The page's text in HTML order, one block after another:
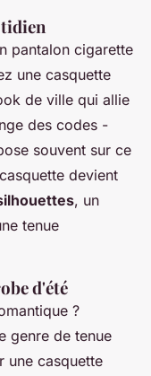
pantalon cigarette
une casquette
de ville qui allie
des codes -
souvent sur ce
devient
, un
tenue
d'été
?
genre de tenue
une casquette